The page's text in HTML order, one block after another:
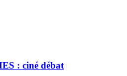
: ciné débat